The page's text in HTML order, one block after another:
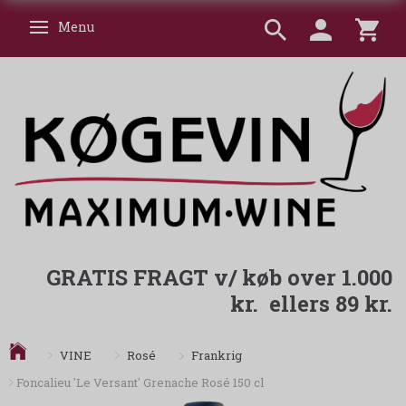
Skifte navigation
Menu
GRATIS FRAGT v/ køb over 1.000
kr. ellers 89 kr.
VINE Rosé
Frankrig
Foncalieu 'Le Versant' Grenache Rosé 150 cl